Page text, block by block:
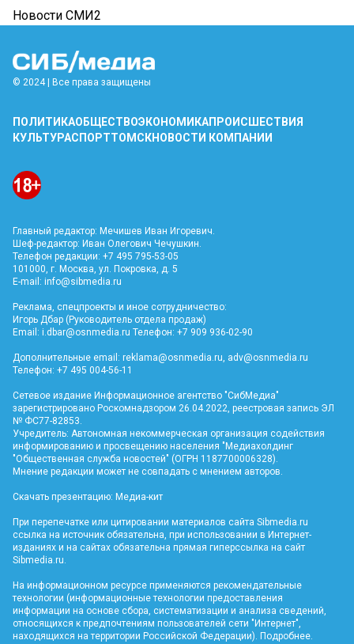
Новости СМИ2
© 2024 | Все права защищены
ПОЛИТИКАОБЩЕСТВОЭКОНОМИКАПРОИСШЕСТВИЯ
КУЛЬТУРАСПОРТТОМСКНОВОСТИ КОМПАНИИ
Главный редактор: Мечишев Иван Игоревич.
Шеф-редактор: Иван Олегович Чечушкин.
Телефон редакции: +7 495 795-53-05
101000, г. Москва, ул. Покровка, д. 5
E-mail: info@sibmedia.ru
Реклама, спецпроекты и иное сотрудничество:
Игорь Дбар (Руководитель отдела продаж)
Email: i.dbar@osnmedia.ru Телефон: +7 909 936-02-90
Дополнительные email: reklama@osnmedia.ru adv@osnmedia.ru
Телефон: +7 495 004-56-11
Сетевое издание Информационное агентство "СибМедиа"
зарегистрировано Роскомнадзором 26.04.2022, реестровая запись ЭЛ
№ ФС77-82853.
Учредитель: Автономная некоммерческая организация содействия
информированию и просвещению населения "Медиахолдинг
"Общественная служба новостей" (ОГРН 1187700006328).
Мнение редакции может не совпадать с мнением авторов.
Скачать презентацию: Медиа-кит
При перепечатке или цитировании материалов сайта Sibmedia.ru
ссылка на источник обязательна, при использовании в Интернет-
изданиях и на сайтах обязательна прямая гиперссылка на сайт
Sibmedia.ru
На информационном ресурсе применяются рекомендательные
технологии (информационные технологии предоставления
информации на основе сбора, систематизации и анализа сведений,
относящихся к предпочтениям пользователей сети "Интернет",
находящихся на территории Российской Федерации). Подробнее